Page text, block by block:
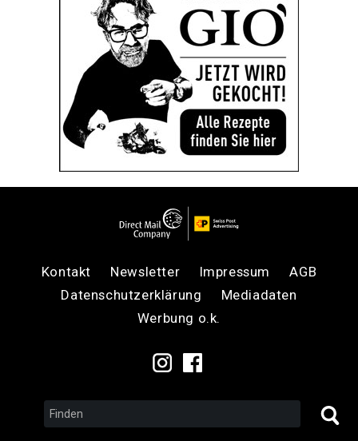
Kontakt Newsletter Impressum
AGB
Datenschutzerklärung
Mediadaten
Werbung o.k.